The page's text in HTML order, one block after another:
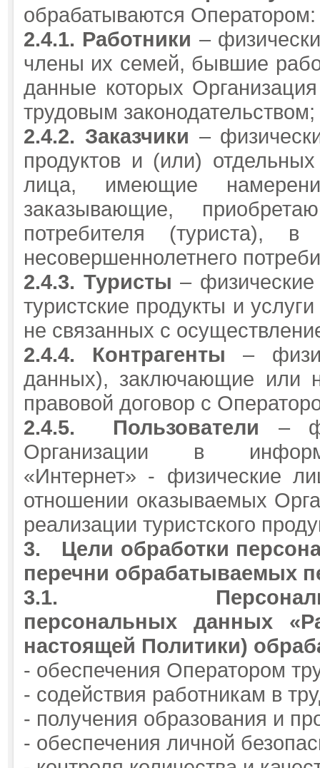
обрабатываются Оператором:
2.4.1. Работники –
члены их семей, бывшие
данные которых
трудовым законодательством;
2.4.2. Заказчики –
продуктов и (или)
лица, имеющие
заказывающие,
потребителя (туриста),
несовершеннолетнего
2.4.3. Туристы –
туристские продукты и
не связанных с
2.4.4. Контрагенты –
данных), заключающие или
правовой договор с
2.4.5.
Пользователи –
Организации в
«Интернет» - физические
отношении оказываемых
реализации туристского
3. Цели обработки
перечни обрабатываемых
3.1.
персональных данных
настоящей Политики)
- обеспечения Оператором
- содействия работникам в
- получения образования и
- обеспечения личной